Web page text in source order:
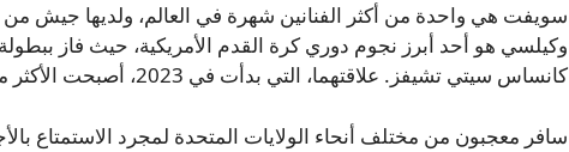
وكيلسي هو أحد أبرز نجوم دوري كرة القدم الأمريكية، حيث فاز
كانساس سيتي تشيفز. علاقتهما، التي بدأت في 2023، أصبحت الأكثر متابعة في عالم المشاهير.
سافر معجبون من مختلف أنحاء الولايات المتحدة لمجرد الاستمتاع